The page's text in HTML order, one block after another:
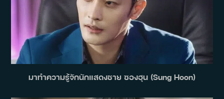
มาทำความรู้จักนักแสดงชาย ซองฮุน (Sung Hoon)